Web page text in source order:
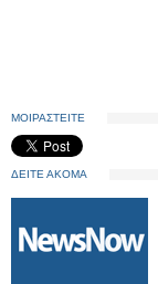
ΜΟΙΡΑΣΤΕΙΤΕ
ΔΕΙΤΕ ΑΚΟΜΑ